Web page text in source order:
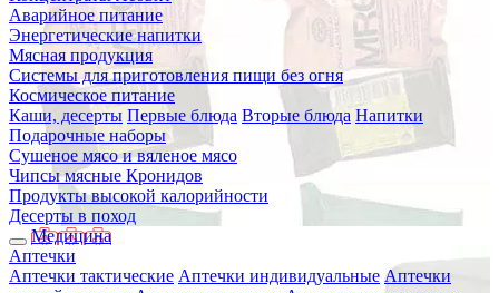
Аварийное питание
Энергетические напитки
Мясная продукция
Системы для приготовления пищи без огня
Космическое питание
Каши, десерты Первые блюда Вторые блюда Напитки
Подарочные наборы
Сушеное мясо и вяленое мясо
Чипсы мясные Кронидов
Продукты высокой калорийности
Десерты в поход
Медицина
Аптечки
Аптечки тактические Аптечки индивидуальные Аптечки